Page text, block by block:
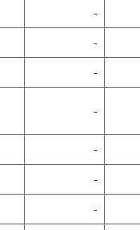
-
-
-
-
-
-
-